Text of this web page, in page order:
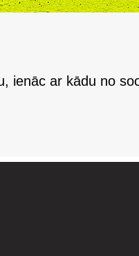
ienāc ar kādu no